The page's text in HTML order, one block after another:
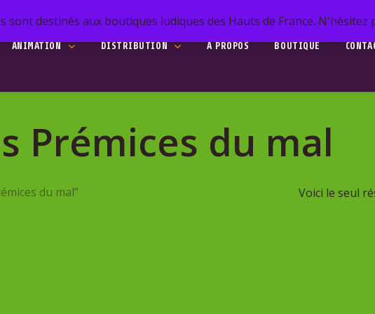
destinés aux boutiques ludiques des Hauts de France. N'hésitez
search or ESC to close
ANIMATION DISTRIBUTION A PROPOS BOUTIQUE
Prémices du mal
Voici le seul
du mal”